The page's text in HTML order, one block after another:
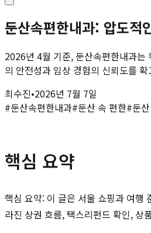
둔산속편한내과: 압도적
2026년 4월 기준, 둔산속편한내과
의 안전성과 임상 경험의 신뢰도를
최수진•2026년 7월 7일
#둔산속편한내과#둔산 속 편한#둔
핵심 요약
핵심 요약: 이 글은 서울 쇼핑과 여행
라진 상권 흐름, 택스리펀드 확인, 상